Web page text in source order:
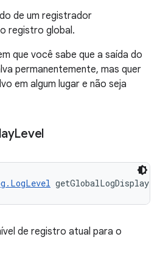
de um registrador
registro global.
que você sabe que a saída do
permanentemente, mas quer
em algum lugar e não seja
Level
de registro atual para o